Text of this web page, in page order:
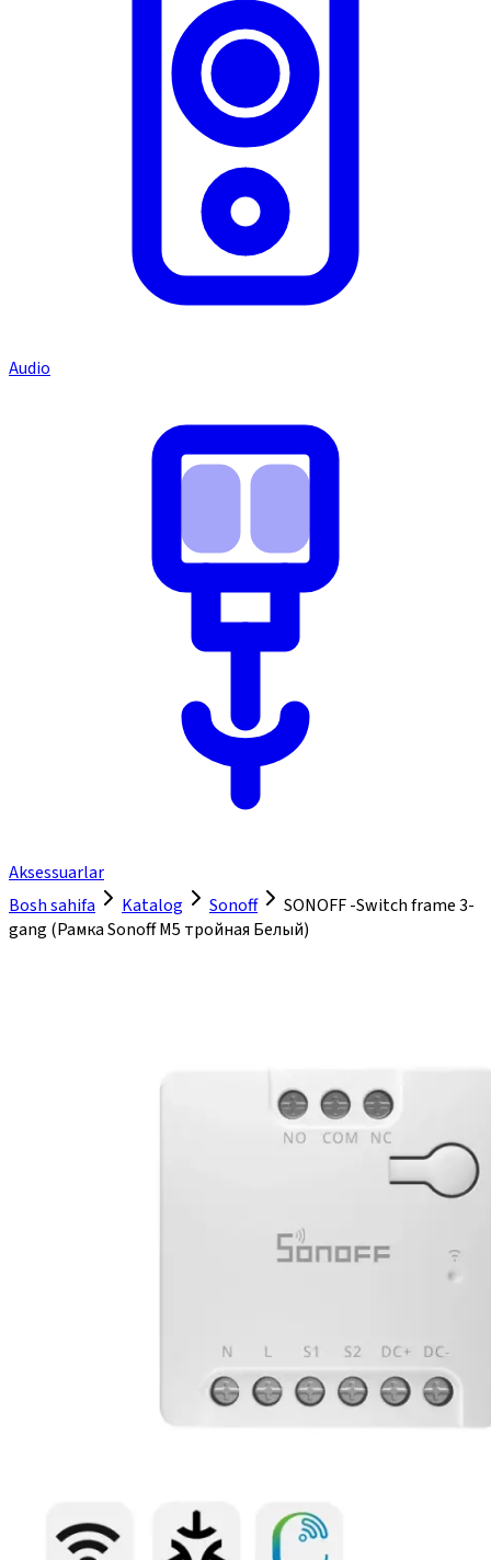
Audio
Aksessuarlar
Bosh sahifa
Katalog Sonoff
SONOFF -Switch frame 3-
gang (Рамка Sonoff М5 тройная Белый)